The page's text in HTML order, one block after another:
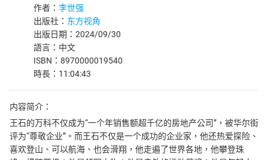
作者： 李世强
出版社： 东方视角
出版日期：2024/09/30
語言：中文
ISBN：8970000019540
時長：11:04:43
内容简介：
王石的万科不仅成为“一个年销售额超千亿的房地产公司”，被华尔街
评为“尊敬企业”。而王石不仅是一个成功的企业家，他还热爱探险、
喜欢登山、可以航海、也会滑翔，他走遍了世界各地，他攀登珠